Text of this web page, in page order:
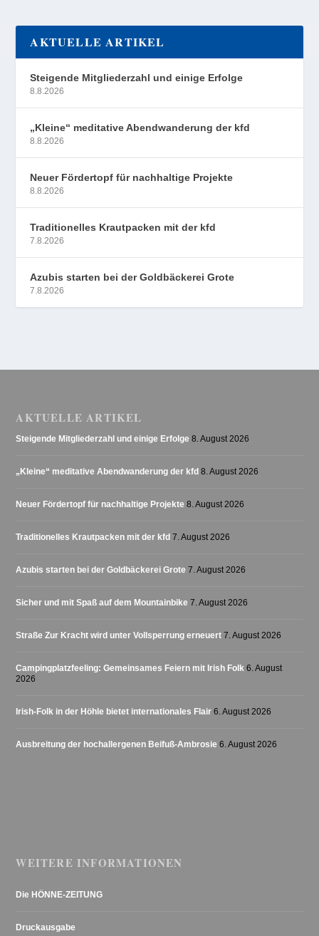
AKTUELLE ARTIKEL
Steigende Mitgliederzahl und einige Erfolge
8.8.2026
„Kleine“ meditative Abendwanderung der kfd
8.8.2026
Neuer Fördertopf für nachhaltige Projekte
8.8.2026
Traditionelles Krautpacken mit der kfd
7.8.2026
Azubis starten bei der Goldbäckerei Grote
7.8.2026
AKTUELLE ARTIKEL
Steigende Mitgliederzahl und einige Erfolge 8. August 2026
„Kleine“ meditative Abendwanderung der kfd 8. August 2026
Neuer Fördertopf für nachhaltige Projekte 8. August 2026
Traditionelles Krautpacken mit der kfd 7. August 2026
Azubis starten bei der Goldbäckerei Grote 7. August 2026
Sicher und mit Spaß auf dem Mountainbike 7. August 2026
Straße Zur Kracht wird unter Vollsperrung erneuert 7. August 2026
Campingplatzfeeling: Gemeinsames Feiern mit Irish Folk 6. August
2026
Irish-Folk in der Höhle bietet internationales Flair 6. August 2026
Ausbreitung der hochallergenen Beifuß-Ambrosie 6. August 2026
WEITERE INFORMATIONEN
Die HÖNNE-ZEITUNG
Druckausgabe